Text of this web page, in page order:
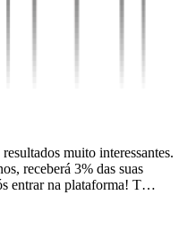
muito interessantes.
receberá 3% das suas
entrar na plataforma! T…